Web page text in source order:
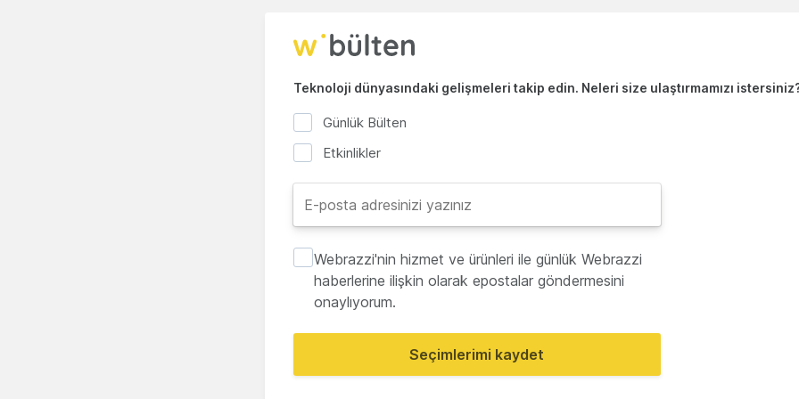
Teknoloji dünyasındaki gelişmeleri takip edin. Neleri size ulaştırmamızı
Günlük Bülten
Etkinlikler
Webrazzi'nin hizmet ve ürünleri ile günlük Webrazzi
haberlerine ilişkin olarak epostalar göndermesini
onaylıyorum.
Seçimlerimi kaydet